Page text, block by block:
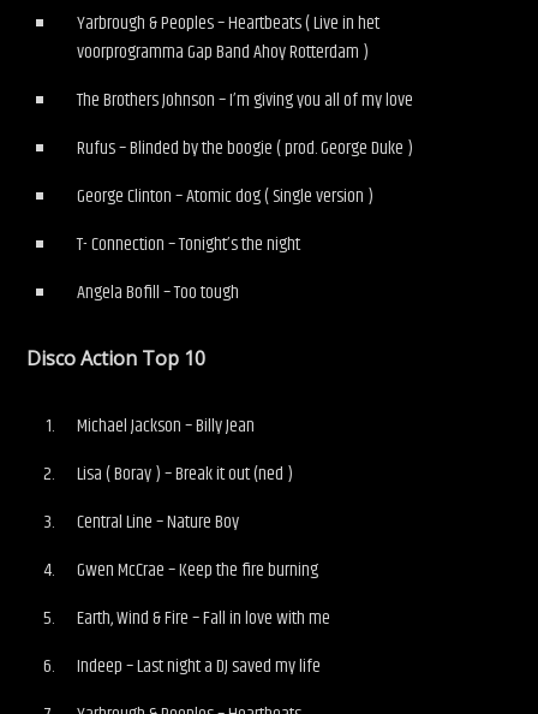
Yarbrough & Peoples – Heartbeats ( Live in het
voorprogramma Gap Band Ahoy Rotterdam )
The Brothers Johnson – I’m giving you all of my love
Rufus – Blinded by the boogie ( prod. George Duke )
George Clinton – Atomic dog ( Single version )
T- Connection – Tonight’s the night
Angela Bofill – Too tough
Disco Action Top 10
Michael Jackson – Billy Jean
Lisa ( Boray ) – Break it out (ned )
Central Line – Nature Boy
Gwen McCrae – Keep the fire burning
Earth, Wind & Fire – Fall in love with me
Indeep – Last night a DJ saved my life